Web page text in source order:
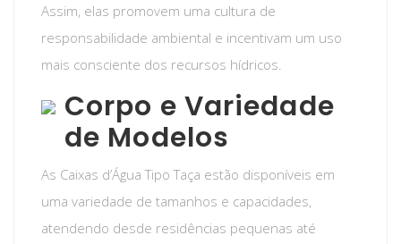
Assim, elas promovem uma cultura de
responsabilidade ambiental e incentivam um uso
mais consciente dos recursos hídricos.
Corpo e Variedade
de Modelos
As Caixas d’Água Tipo Taça estão disponíveis em
uma variedade de tamanhos e capacidades,
atendendo desde residências pequenas até